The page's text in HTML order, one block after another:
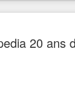
20 ans